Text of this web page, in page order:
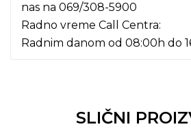
nas na 069/308-5900
Radno vreme Call Centra:
Radnim danom od 08:00h do
SLIČNI